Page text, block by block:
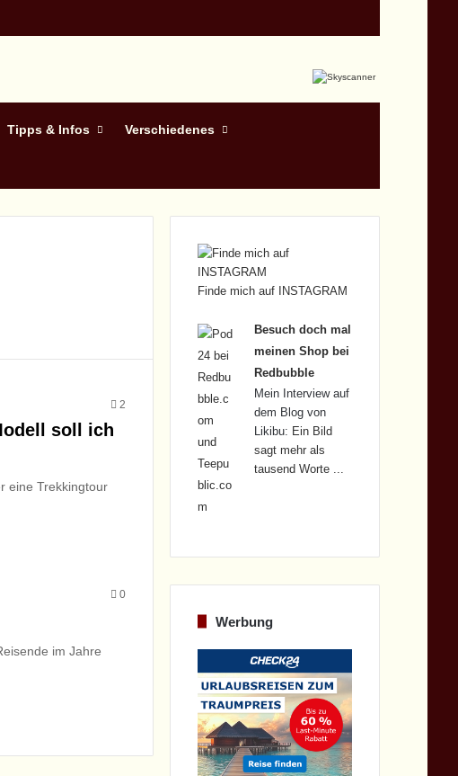
Tipps & Infos Verschiedenes
2
soll ich
eine Trekkingtour
0
im Jahre
Finde mich auf INSTAGRAM
Besuch doch mal
meinen Shop bei
Redbubble
Mein Interview auf
dem Blog von
Likibu: Ein Bild
sagt mehr als
tausend Worte ...
Werbung